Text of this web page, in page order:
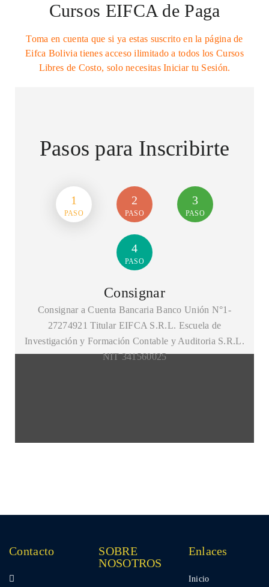
Cursos EIFCA de Paga
Toma en cuenta que si ya estas suscrito en la página de
Eifca Bolivia tienes acceso ilimitado a todos los Cursos
Libres de Costo, solo necesitas Iniciar tu Sesión.
Pasos para Inscribirte
1
PASO
2
PASO
3
PASO
4
PASO
Consignar
Consignar a Cuenta Bancaria Banco Unión N°1-
27274921 Titular EIFCA S.R.L. Escuela de
Investigación y Formación Contable y Auditoria S.R.L.
NIT 341560025
Contacto
SOBRE
NOSOTROS
Enlaces
Inicio